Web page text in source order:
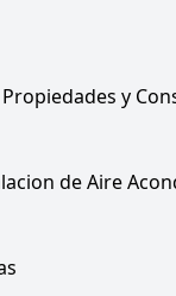
y
de Aire